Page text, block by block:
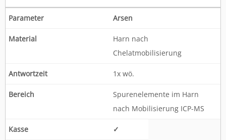
Arsen
Harn nach
Chelatmobilisierung
1x wö.
Spurenelemente im Harn
nach Mobilisierung ICP-MS
✓